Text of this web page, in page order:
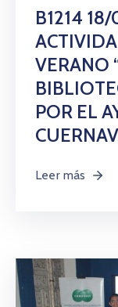
B1214
VERANO
POR EL
Leer más